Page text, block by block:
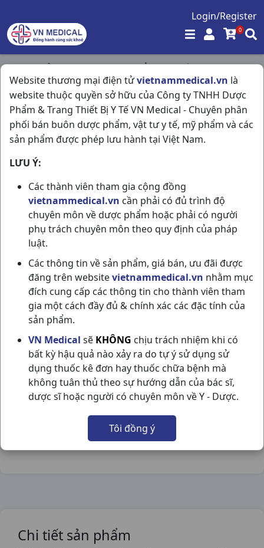
Login/Register
0
Website thương mại điện tửvietnammedical.vn là
website thuộc quyền sở hữu của Công ty TNHH Dược
Phẩm & Trang Thiết Bị Y Tế VN Medical - Chuyên phân
phối bán buôn dược phẩm, vật tư y tế, mỹ phẩm và các
sản phẩm được phép lưu hành tại Việt Nam.
LƯU Ý:
Các thành viên tham gia cộng đồng
vietnammedical.vn cần phải có đủ trình độ
chuyên môn về dược phẩm hoặc phải có người
phụ trách chuyên môn theo quy định của pháp
luật.
Các thông tin về sản phẩm, giá bán, ưu đãi được
đăng trên websitevietnammedical.vn nhằm mục
đích cung cấp các thông tin cho thành viên tham
gia một cách đầy đủ & chính xác các đặc tính của
sản phẩm.
VN Medical sẽ KHÔNG chịu trách nhiệm khi có
bất kỳ hậu quả nào xảy ra do tự ý sử dụng sử
dụng thuốc kê đơn hay thuốc chữa bệnh mà
không tuân thủ theo sự hướng dẫn của bác sĩ,
dược sĩ hoặc người có chuyên môn về Y - Dược.
Tôi đồng ý
Trang chủ / Tim Mạch - Lợi Tiểu- Nội Tiết /
Lipvar 10 H3vi10vn DHG Pharma
LIPVAR 10 H3VI10VN DHG PHARMA
NSX:DHG Pharma
Nhóm hàng:Tim Mạch - Lợi Tiểu- Nội Tiết,
Chia sẻ qua mạng xã hội:
Chi tiết sản phẩm